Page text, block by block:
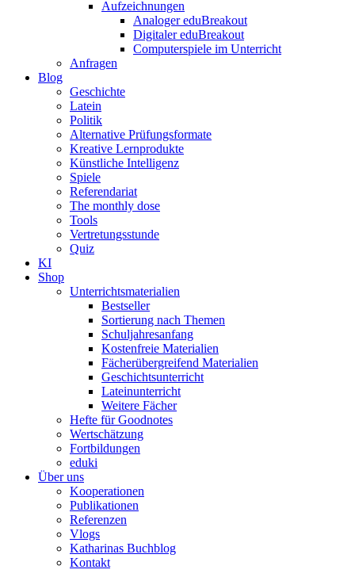
Aufzeichnungen
Analoger eduBreakout
Digitaler eduBreakout
Computerspiele im Unterricht
Anfragen
Blog
Geschichte
Latein
Politik
Alternative Prüfungsformate
Kreative Lernprodukte
Künstliche Intelligenz
Spiele
Referendariat
The monthly dose
Tools
Vertretungsstunde
Quiz
KI
Shop
Unterrichtsmaterialien
Bestseller
Sortierung nach Themen
Schuljahresanfang
Kostenfreie Materialien
Fächerübergreifend Materialien
Geschichtsunterricht
Lateinunterricht
Weitere Fächer
Hefte für Goodnotes
Wertschätzung
Fortbildungen
eduki
Über uns
Kooperationen
Publikationen
Referenzen
Vlogs
Katharinas Buchblog
Kontakt